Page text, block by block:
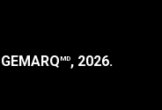
MD, 2026.